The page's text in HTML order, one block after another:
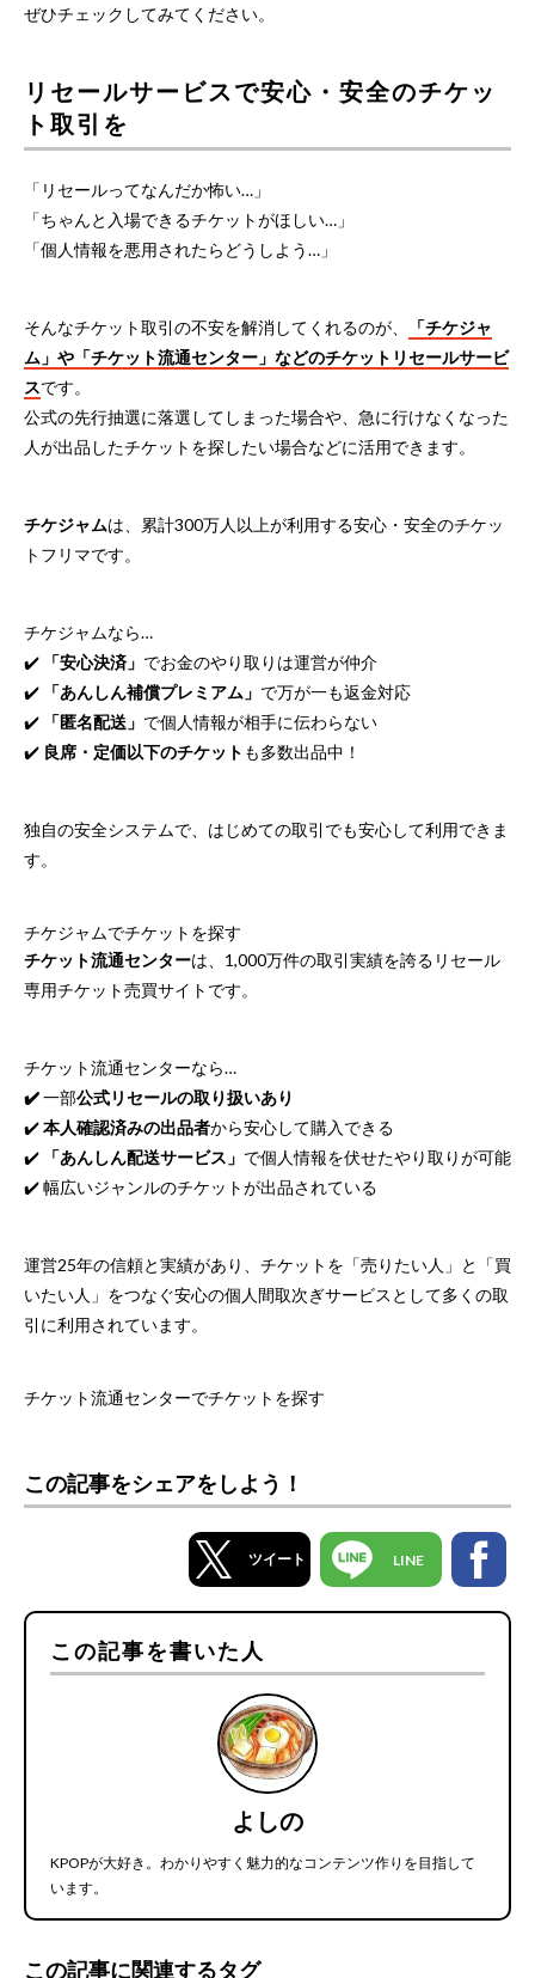
ぜひチェックしてみてください。
リセールサービスで安心・安全のチケッ
ト取引を
「リセールってなんだか怖い…」
「ちゃんと入場できるチケットがほしい…」
「個人情報を悪用されたらどうしよう…」
そんなチケット取引の不安を解消してくれるのが、
「チケジャ
ム」や「チケット流通センター」などのチケットリセールサービ
スです。
公式の先行抽選に落選してしまった場合や、急に行けなくなった
人が出品したチケットを探したい場合などに活用できます。
チケジャムは、累計300万人以上が利用する安心・安全のチケッ
トフリマです。
チケジャムなら…
✔️
「安心決済」 でお金のやり取りは運営が仲介
✔️
「あんしん補償プレミアム」 で万が一も返金対応
✔️
「匿名配送」 で個人情報が相手に伝わらない
✔️ 良席・定価以下のチケット も多数出品中！
独自の安全システムで、はじめての取引でも安心して利用できま
す。
チケジャムでチケットを探す
チケット流通センターは、1,000万件の取引実績を誇るリセール
専用チケット売買サイトです。
チケット流通センターなら…
✔️一部公式リセールの取り扱いあり
✔️本人確認済みの出品者から安心して購入できる
✔️
「あんしん配送サービス」 で個人情報を伏せたやり取りが可能
✔️ 幅広いジャンルのチケットが出品されている
運営25年の信頼と実績があり、チケットを「売りたい人」と「買
いたい人」をつなぐ安心の個人間取次ぎサービスとして多くの取
引に利用されています。
チケット流通センターでチケットを探す
この記事をシェアをしよう！
ツイート LINE
この記事を書いた人
よしの
KPOPが大好き。わかりやすく魅力的なコンテンツ作りを目指して
います。
この記事に関連するタグ